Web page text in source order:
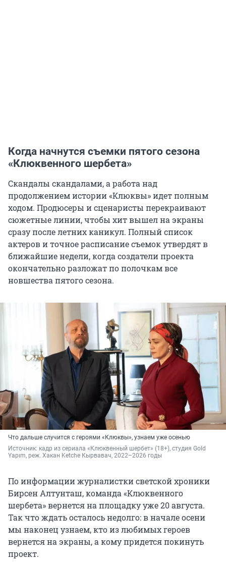
Когда начнутся съемки пятого сезона
«Клюквенного шербета»
Скандалы скандалами, а работа над
продолжением истории «Клюквы» идет полным
ходом. Продюсеры и сценаристы перекраивают
сюжетные линии, чтобы хит вышел на экраны
сразу после летних каникул. Полный список
актеров и точное расписание съемок утвердят в
ближайшие недели, когда создатели проекта
окончательно разложат по полочкам все
новшества пятого сезона.
Что дальше случится с героями «Клюквы», узнаем уже осенью
Источник: кадр из сериала «Клюквенный шербет» (18+), студия Gold
Yapım, реж. Хакан Ketche Кырвавач, 2022–2026 годы
По информации журналистки светской хроники
Бирсен Алтунташ, команда «Клюквенного
шербета» вернется на площадку уже 20 августа.
Так что ждать осталось недолго: в начале осени
мы наконец узнаем, кто из любимых героев
вернется на экраны, а кому придется покинуть
проект.